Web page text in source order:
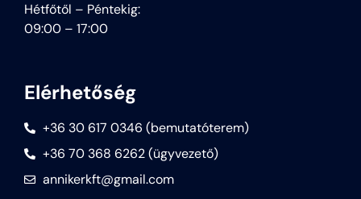
Hétfőtől – Péntekig:
09:00 – 17:00
Elérhetőség
+36 30 617 0346 (bemutatóterem)
+36 70 368 6262 (ügyvezető)
annikerkft@gmail.com